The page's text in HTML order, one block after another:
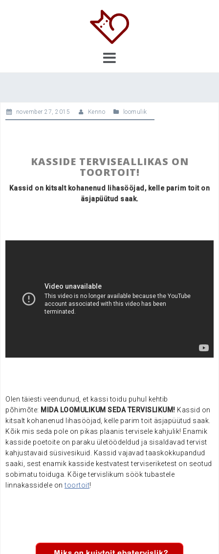
november 27, 2015 Kenno loomulik
KASSIDE TERVISEALLIKAS ON
TOORTOIT!
Kassid on kitsalt kohanenud lihasööjad, kelle parim toit on
äsjapüütud saak.
Olen täiesti veendunud, et kassi toidu puhul kehtib
põhimõte: MIDA LOOMULIKUM SEDA TERVISLIKUM! Kassid on
kitsalt kohanenud lihasööjad, kelle parim toit äsjapüütud saak.
Kõik mis seda pole on pikas plaanis tervisele kahjulik! Enamik
kasside poetoite on paraku ületöödeldud ja sisaldavad tervist
kahjustavaid süsivesikuid. Kassid vajavad taaskokkupandud
saaki, sest enamik kasside kestvatest terviseriketest on seotud
sobimatu toiduga. Kõige tervislikum söök tubastele
linnakassidele ontoortoit!